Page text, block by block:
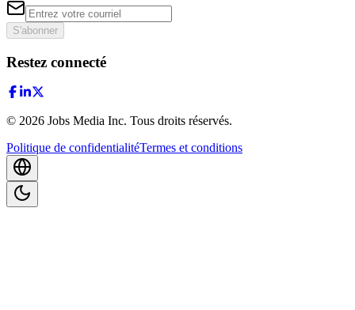
S'abonner
Restez connecté
© 2026 Jobs Media Inc. Tous droits réservés.
Politique de confidentialitéTermes et conditions